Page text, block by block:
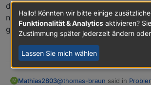
dem Start? Oder wie lege ich das fest?
nicht wieder zu spät, also erst
gestartet ist?
M Mathias2803@thomas-braun said in
Hallo! Könnten wir bitte einige
Funktionalität & Analytics aktivieren?
Zustimmung später jederzeit ändern
Lassen Sie mich wählen